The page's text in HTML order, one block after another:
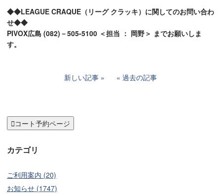
◆◆LEAGUE CRAQUE（リーグ クラッキ）に関してのお問い合わ
せ◆◆
PIVOX広島 (082)－505-5100 ＜担当 ： 岡野＞ までお願いしま
す。
新しい記事 過去の記事
コート予約ページ
カテゴリ
ご利用案内 (20)
お知らせ (1747)